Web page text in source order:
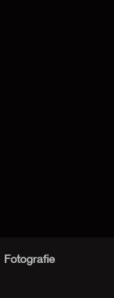
Fotografie